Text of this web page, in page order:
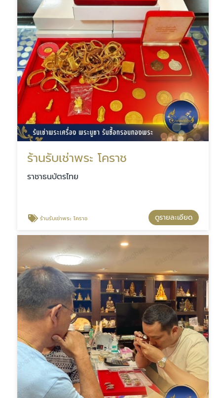
ร้านรับเช่าพระ โคราช
ราชาธนบัตรไทย
ร้านรับเช่าพระ โคราช ดูรายละเอียด